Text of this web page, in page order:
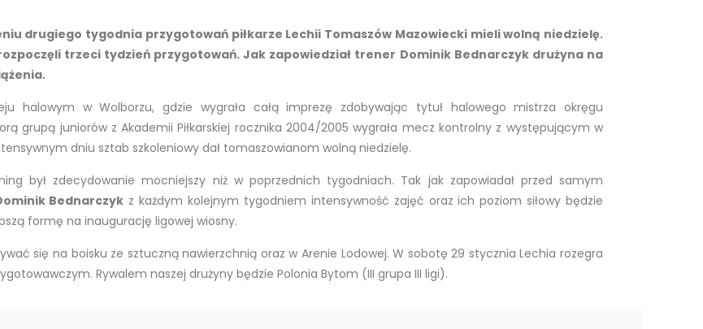
drugiego tygodnia przygotowań piłkarze Lechii Tomaszów Mazowiecki mieli wolną niedzielę.
trzeci tydzień przygotowań. Jak zapowiedział trener Dominik Bednarczyk drużyna na
halowym w Wolborzu, gdzie wygrała całą imprezę zdobywając tytuł halowego mistrza okręgu
grupą juniorów z Akademii Piłkarskiej rocznika 2004/2005 wygrała mecz kontrolny z występującym w
dniu sztab szkoleniowy dał tomaszowianom wolną niedzielę.
był zdecydowanie mocniejszy niż w poprzednich tygodniach. Tak jak zapowiadał przed samym
Bednarczyk z każdym kolejnym tygodniem intensywność zajęć oraz ich poziom siłowy będzie
formę na inaugurację ligowej wiosny.
się na boisku ze sztuczną nawierzchnią oraz w Arenie Lodowej. W sobotę 29 stycznia Lechia rozegra
Rywalem naszej drużyny będzie Polonia Bytom (III grupa III ligi).